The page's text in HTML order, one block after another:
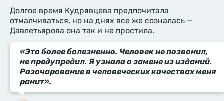
Долгое время Кудрявцева предпочитала
отмалчиваться, но на днях все же созналась —
Давлетьярова она так и не простила.
«Это более болезненно. Человек не позвонил,
не предупредил. Я узнала о замене из изданий.
Разочарование в человеческих качествах меня
ранит».